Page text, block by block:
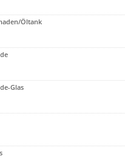
Öltank
Glas